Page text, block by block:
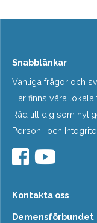
Snabblänkar
Vanliga frågor och
Här finns våra
Råd till dig som
Person- och
Kontakta oss
Demensförbundet